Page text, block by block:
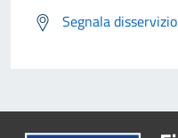
Segnala disservizio